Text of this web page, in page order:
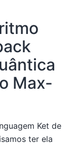
Max-
Ket de
ter ela